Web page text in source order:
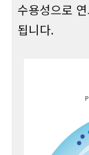
수용성으로
됩니다.